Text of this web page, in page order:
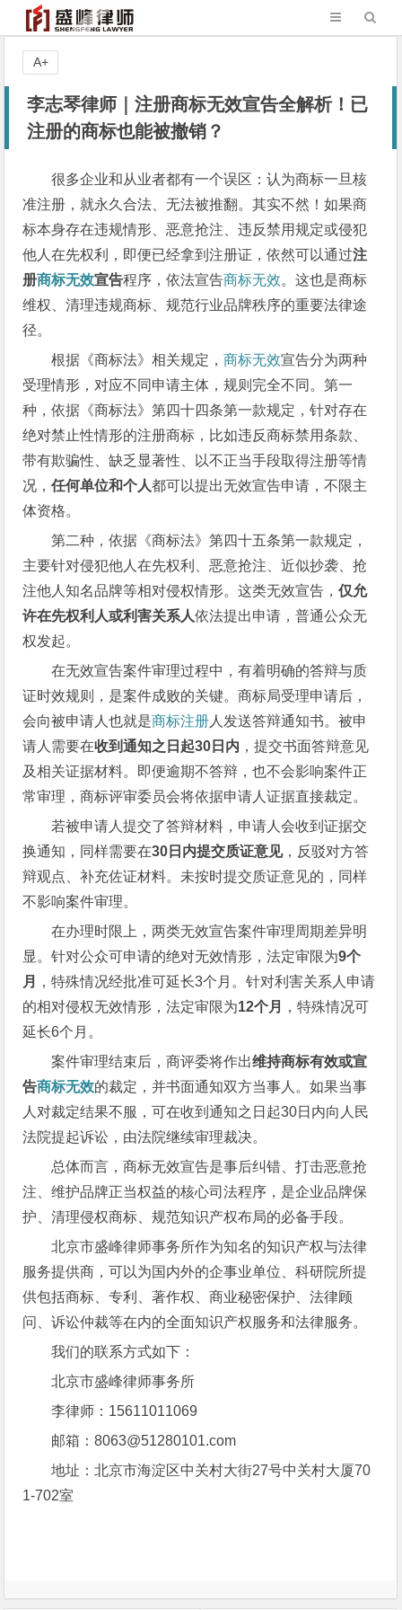
李志琴律师｜注册商标无效宣告全解析！已
注册的商标也能被撤销？
很多企业和从业者都有一个误区：认为商标一旦核
准注册，就永久合法、无法被推翻。其实不然！如果商
标本身存在违规情形、恶意抢注、违反禁用规定或侵犯
他人在先权利，即便已经拿到注册证，依然可以通过注
册商标无效宣告程序，依法宣告商标无效。这也是商标
维权、清理违规商标、规范行业品牌秩序的重要法律途
径。
根据《商标法》相关规定，商标无效宣告分为两种
受理情形，对应不同申请主体，规则完全不同。第一
种，依据《商标法》第四十四条第一款规定，针对存在
绝对禁止性情形的注册商标，比如违反商标禁用条款、
带有欺骗性、缺乏显著性、以不正当手段取得注册等情
况，任何单位和个人都可以提出无效宣告申请，不限主
体资格。
第二种，依据《商标法》第四十五条第一款规定，
主要针对侵犯他人在先权利、恶意抢注、近似抄袭、抢
注他人知名品牌等相对侵权情形。这类无效宣告，仅允
许在先权利人或利害关系人依法提出申请，普通公众无
权发起。
在无效宣告案件审理过程中，有着明确的答辩与质
证时效规则，是案件成败的关键。商标局受理申请后，
会向被申请人也就是商标注册 人发送答辩通知书。被申
请人需要在收到通知之日起30日内 ，提交书面答辩意见
及相关证据材料。即便逾期不答辩，也不会影响案件正
常审理，商标评审委员会将依据申请人证据直接裁定。
若被申请人提交了答辩材料，申请人会收到证据交
换通知，同样需要在30日内提交质证意见，反驳对方答
辩观点、补充佐证材料。未按时提交质证意见的，同样
不影响案件审理。
在办理时限上，两类无效宣告案件审理周期差异明
显。针对公众可申请的绝对无效情形，法定审限为9个
月
，特殊情况经批准可延长3个月。针对利害关系人申请
的相对侵权无效情形，法定审限为12个月
，特殊情况可
延长6个月。
案件审理结束后，商评委将作出维持商标有效或宣
告商标无效的裁定，并书面通知双方当事人。如果当事
人对裁定结果不服，可在收到通知之日起30日内向人民
法院提起诉讼，由法院继续审理裁决。
总体而言，商标无效宣告是事后纠错、打击恶意抢
注、维护品牌正当权益的核心司法程序，是企业品牌保
护、清理侵权商标、规范知识产权布局的必备手段。
北京市盛峰律师事务所作为知名的知识产权与法律
服务提供商，可以为国内外的企事业单位、科研院所提
供包括商标、专利、著作权、商业秘密保护、法律顾
问、诉讼仲裁等在内的全面知识产权服务和法律服务。
我们的联系方式如下：
北京市盛峰律师事务所
李律师：15611011069
邮箱：8063@51280101.com
地址：北京市海淀区中关村大街27号中关村大厦70
1-702室
A+